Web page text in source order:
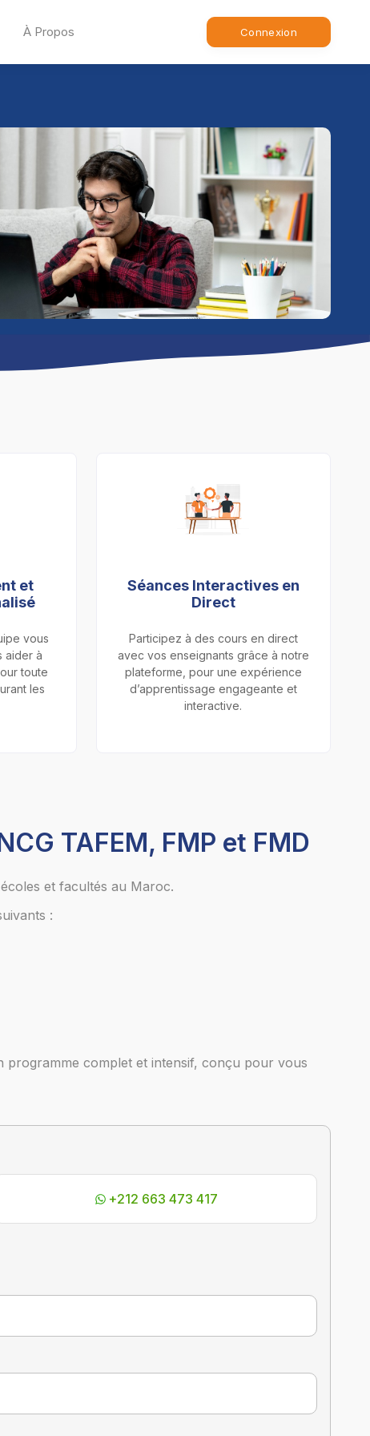
À Propos Connexion
et
vous
aider à
toute
les
Séances Interactives en
Direct
Participez à des cours en direct
avec vos enseignants grâce à notre
plateforme, pour une expérience
d’apprentissage engageante et
interactive.
TAFEM, FMP et FMD
et facultés au Maroc.
:
programme complet et intensif, conçu pour vous
+212 663 473 417